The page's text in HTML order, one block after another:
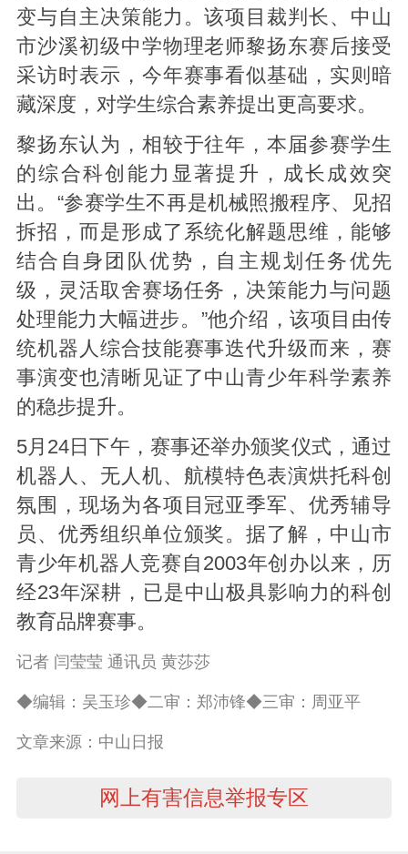
变与自主决策能力。该项目裁判长、中山
市沙溪初级中学物理老师黎扬东赛后接受
采访时表示，今年赛事看似基础，实则暗
藏深度，对学生综合素养提出更高要求。
黎扬东认为，相较于往年，本届参赛学生
的综合科创能力显著提升，成长成效突
出。“参赛学生不再是机械照搬程序、见招
拆招，而是形成了系统化解题思维，能够
结合自身团队优势，自主规划任务优先
级，灵活取舍赛场任务，决策能力与问题
处理能力大幅进步。”他介绍，该项目由传
统机器人综合技能赛事迭代升级而来，赛
事演变也清晰见证了中山青少年科学素养
的稳步提升。
5月24日下午，赛事还举办颁奖仪式，通过
机器人、无人机、航模特色表演烘托科创
氛围，现场为各项目冠亚季军、优秀辅导
员、优秀组织单位颁奖。据了解，中山市
青少年机器人竞赛自2003年创办以来，历
经23年深耕，已是中山极具影响力的科创
教育品牌赛事。
记者 闫莹莹 通讯员 黄莎莎
◆编辑：吴玉珍◆二审：郑沛锋◆三审：周亚平
文章来源：中山日报
网上有害信息举报专区